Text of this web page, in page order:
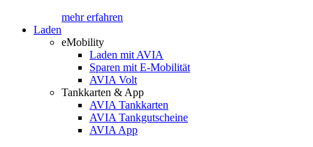
mehr erfahren
Laden
eMobility
Laden mit AVIA
Sparen mit E-Mobilität
AVIA Volt
Tankkarten & App
AVIA Tankkarten
AVIA Tankgutscheine
AVIA App